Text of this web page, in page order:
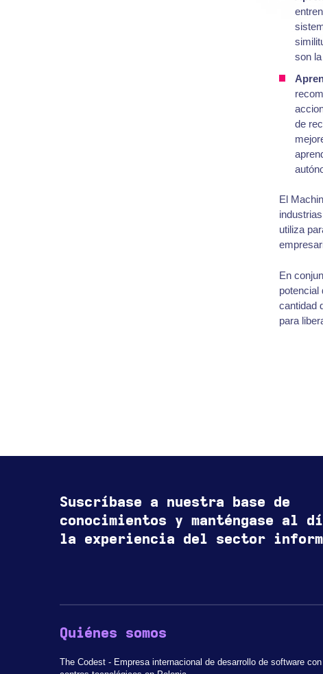
son
de
El
utiliza
En
potencial
cantidad
para
Suscríbase a nuestra base de
conocimientos y manténgase al
la experiencia del sector
Quiénes somos
The Codest - Empresa internacional de desarrollo de software con